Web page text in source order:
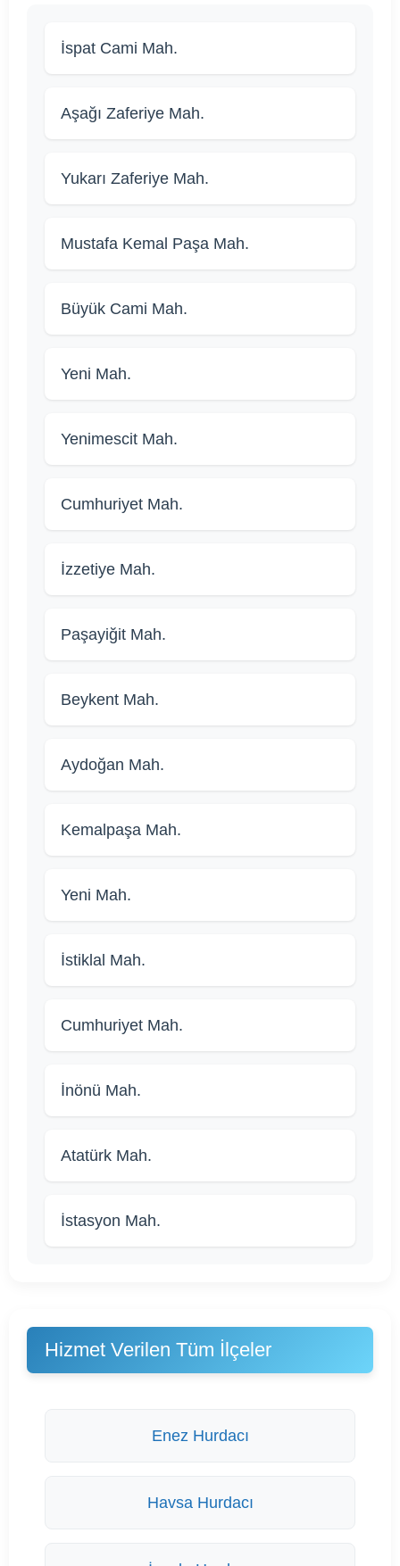
İspat Cami Mah.
Aşağı Zaferiye Mah.
Yukarı Zaferiye Mah.
Mustafa Kemal Paşa Mah.
Büyük Cami Mah.
Yeni Mah.
Yenimescit Mah.
Cumhuriyet Mah.
İzzetiye Mah.
Paşayiğit Mah.
Beykent Mah.
Aydoğan Mah.
Kemalpaşa Mah.
Yeni Mah.
İstiklal Mah.
Cumhuriyet Mah.
İnönü Mah.
Atatürk Mah.
İstasyon Mah.
Hizmet Verilen Tüm İlçeler
Enez Hurdacı
Havsa Hurdacı